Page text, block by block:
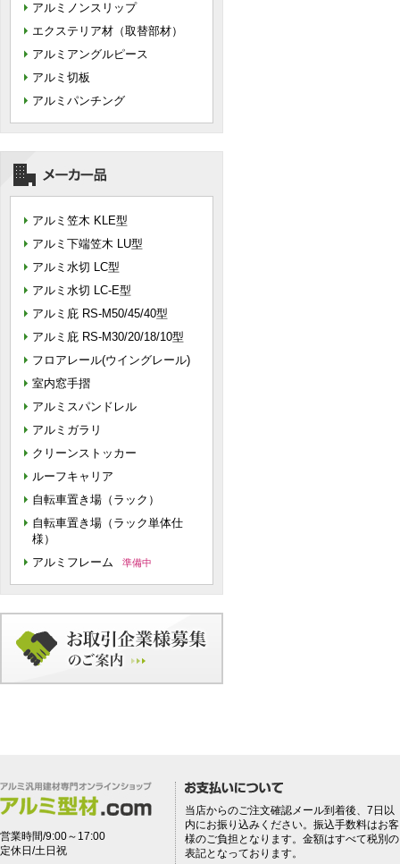
アルミノンスリップ
エクステリア材（取替部材）
アルミアングルピース
アルミ切板
アルミパンチング
アルミ笠木 KLE型
アルミ下端笠木 LU型
アルミ水切 LC型
アルミ水切 LC-E型
アルミ庇 RS-M50/45/40型
アルミ庇 RS-M30/20/18/10型
フロアレール(ウイングレール)
室内窓手摺
アルミスパンドレル
アルミガラリ
クリーンストッカー
ルーフキャリア
自転車置き場（ラック）
自転車置き場（ラック単体仕
様）
アルミフレーム
準備中
営業時間/9:00～17:00
定休日/土日祝
当店からのご注文確認メール到着後、7日以
内にお振り込みください。振込手数料はお客
様のご負担となります。金額はすべて税別の
表記となっております。